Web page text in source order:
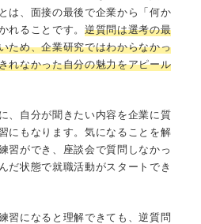
は、面接の最後で企業から「何か
れることです。 逆質問は選考の最
ため、企業研究ではわからなかっ
れなかった自分の魅力をアピール
、自分が聞きたい内容を企業に質
にもなります。気になることを解
習ができ、座談会で質問しなかっ
だ状態で就職活動がスタートでき
習になると理解できても、逆質問